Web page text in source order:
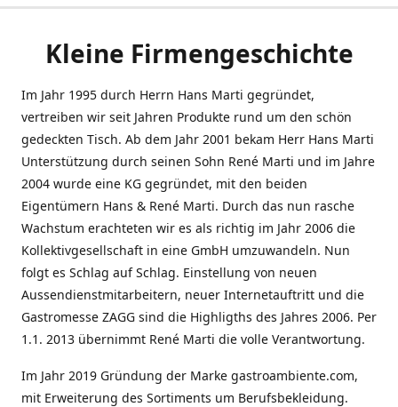
Kleine Firmengeschichte
Im Jahr 1995 durch Herrn Hans Marti gegründet,
vertreiben wir seit Jahren Produkte rund um den schön
gedeckten Tisch. Ab dem Jahr 2001 bekam Herr Hans Marti
Unterstützung durch seinen Sohn René Marti und im Jahre
2004 wurde eine KG gegründet, mit den beiden
Eigentümern Hans & René Marti. Durch das nun rasche
Wachstum erachteten wir es als richtig im Jahr 2006 die
Kollektivgesellschaft in eine GmbH umzuwandeln. Nun
folgt es Schlag auf Schlag. Einstellung von neuen
Aussendienstmitarbeitern, neuer Internetauftritt und die
Gastromesse ZAGG sind die Highligths des Jahres 2006. Per
1.1. 2013 übernimmt René Marti die volle Verantwortung.
Im Jahr 2019 Gründung der Marke gastroambiente.com,
mit Erweiterung des Sortiments um Berufsbekleidung.